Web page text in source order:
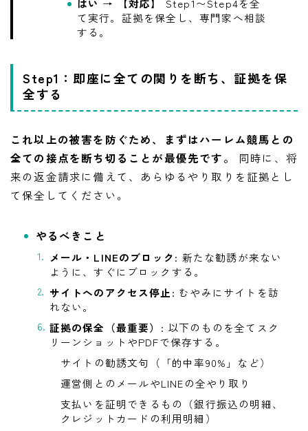
はい → 【対応】
Step1〜Step4を全
て実行。証拠を保全し、専門家へ相談
する。
Step1：即座に全ての関りを断ち、証拠を保
全する
これ以上の被害を防ぐため、まずはハーレム競馬との
全ての接点を断ち切ることが最優先です。
同時に、将
来の返金請求に備えて、あらゆるやり取りを証拠とし
て保全してください。
やるべきこと
メール・LINEのブロック: 新たな勧誘が来ない
ように、すぐにブロックする。
サイトへのアクセス停止: むやみにサイトを訪
れない。
証拠の保全（最重要） : 以下のものを全てスク
リーンショットやPDFで保存する。
サイトの勧誘文句（「的中率90%」など）
運営側とのメールやLINEの全やり取り
支払いを証明できるもの（銀行振込の明細、
クレジットカードの利用明細）